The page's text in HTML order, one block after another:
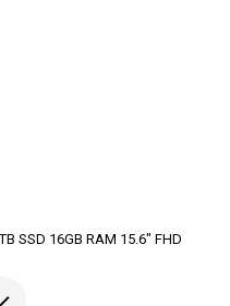
SSD 16GB RAM 15.6″ FHD